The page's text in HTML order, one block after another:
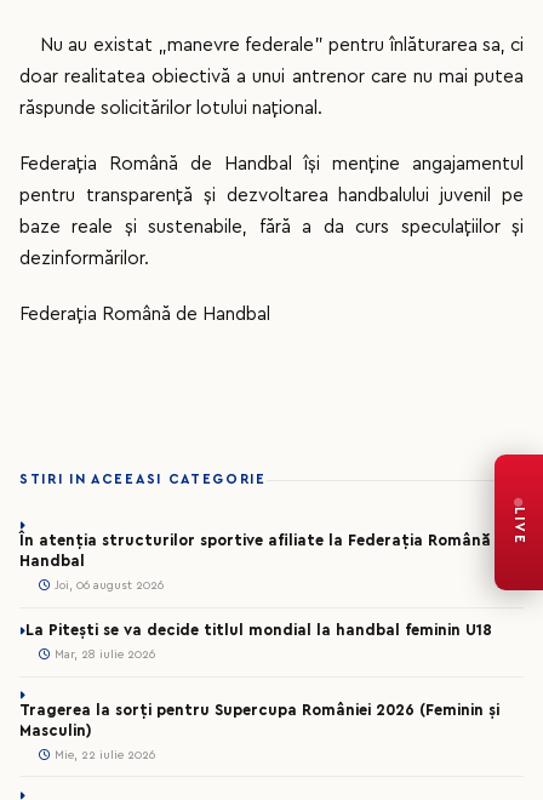
Nu au existat „manevre federale” pentru înlăturarea sa, ci
doar realitatea obiectivă a unui antrenor care nu mai putea
răspunde solicitărilor lotului național.
Federația Română de Handbal își menține angajamentul
pentru transparență și dezvoltarea handbalului juvenil pe
baze reale și sustenabile, fără a da curs speculațiilor și
dezinformărilor.
Federația Română de Handbal
STIRI IN ACEEASI CATEGORIE
În atenția structurilor sportive afiliate la Federația Română de
Handbal
Joi, 06 august 2026
La Pitești se va decide titlul mondial la handbal feminin U18
Mar, 28 iulie 2026
Tragerea la sorți pentru Supercupa României 2026 (Feminin și
Masculin)
Mie, 22 iulie 2026
LIVE